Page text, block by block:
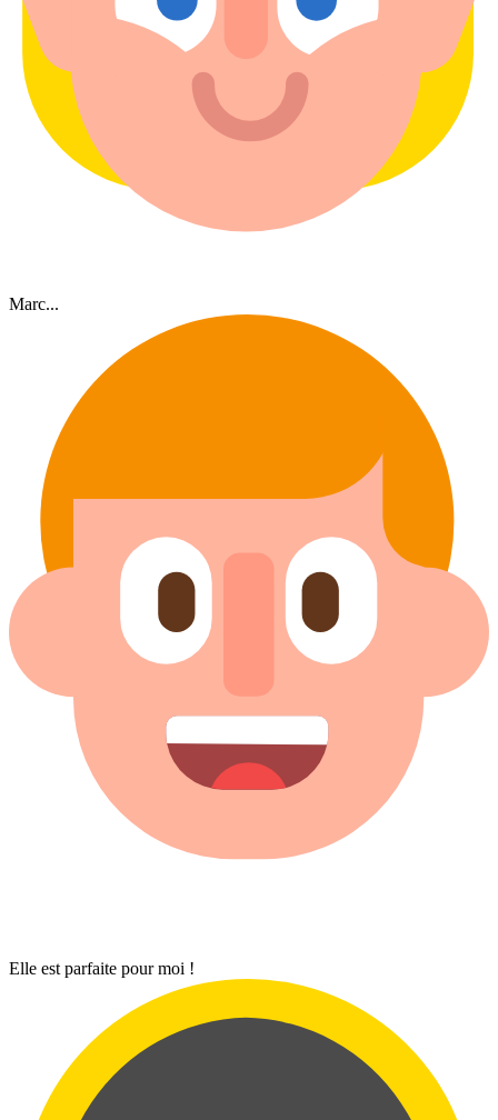
Marc...
Elle est parfaite pour moi !